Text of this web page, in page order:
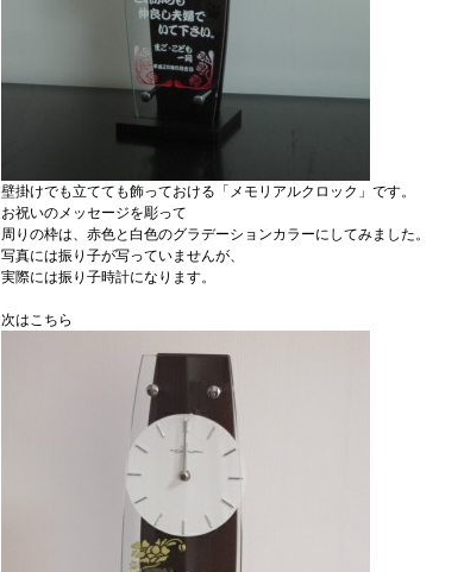
壁掛けでも立てても飾っておける「メモリアルクロック」です。
お祝いのメッセージを彫って
周りの枠は、赤色と白色のグラデーションカラーにしてみました。
写真には振り子が写っていませんが、
実際には振り子時計になります。
次はこちら